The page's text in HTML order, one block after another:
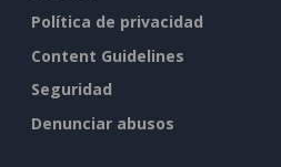
Política de privacidad
Content Guidelines
Seguridad
Denunciar abusos